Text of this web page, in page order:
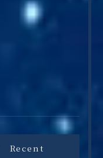
Recent